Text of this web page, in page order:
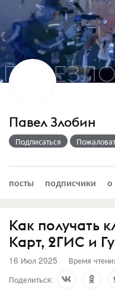
Павел Злобин
Подписаться
посты подписчики о
Как получать
Карт, 2ГИС и
16 Июл 2025 Время
Поделиться: